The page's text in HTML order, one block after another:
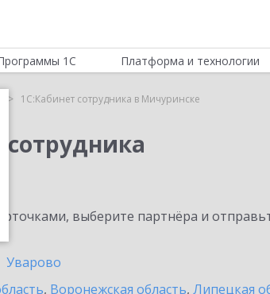
1С Платформа и технологии
1С:Кабинет сотрудника в Мичуринске
сотрудника
выберите партнёра и
Уварово
, Воронежская область, Липецкая